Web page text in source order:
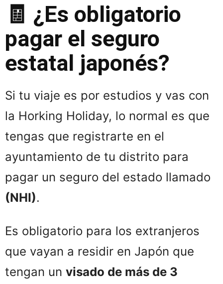
🧾 ¿Es obligatorio
pagar el seguro
estatal japonés?
Si tu viaje es por estudios y vas con
la Horking Holiday, lo normal es que
tengas que registrarte en el
ayuntamiento de tu distrito para
pagar un seguro del estado llamado
(NHI).
Es obligatorio para los extranjeros
que vayan a residir en Japón que
tengan un visado de más de 3